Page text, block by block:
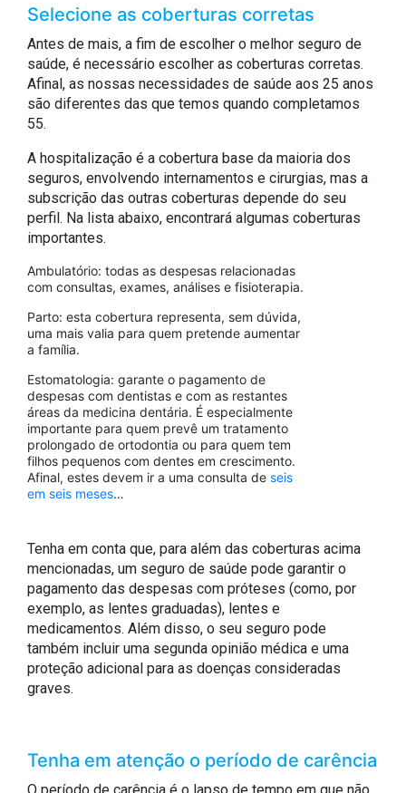
Selecione as coberturas corretas
Antes de mais, a fim de escolher o melhor seguro de
saúde, é necessário escolher as coberturas corretas.
Afinal, as nossas necessidades de saúde aos 25 anos
são diferentes das que temos quando completamos
55.
A hospitalização é a cobertura base da maioria dos
seguros, envolvendo internamentos e cirurgias, mas a
subscrição das outras coberturas depende do seu
perfil. Na lista abaixo, encontrará algumas coberturas
importantes.
Ambulatório: todas as despesas relacionadas
com consultas, exames, análises e fisioterapia.
Parto: esta cobertura representa, sem dúvida,
uma mais valia para quem pretende aumentar
a família.
Estomatologia: garante o pagamento de
despesas com dentistas e com as restantes
áreas da medicina dentária. É especialmente
importante para quem prevê um tratamento
prolongado de ortodontia ou para quem tem
filhos pequenos com dentes em crescimento.
Afinal, estes devem ir a uma consulta de seis
em seis meses…
Tenha em conta que, para além das coberturas acima
mencionadas, um seguro de saúde pode garantir o
pagamento das despesas com próteses (como, por
exemplo, as lentes graduadas), lentes e
medicamentos. Além disso, o seu seguro pode
também incluir uma segunda opinião médica e uma
proteção adicional para as doenças consideradas
graves.
Tenha em atenção o período de carência